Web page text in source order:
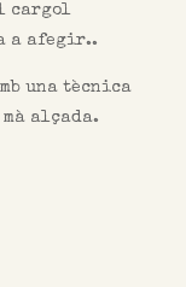
cargol
a afegir..
una tècnica
alçada.